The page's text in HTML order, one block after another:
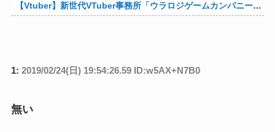
【Vtuber】新世代VTuber事務所「ウラロジゲームカンパニー」より、ゲームの世界から“逆異世界転生”した5名が8月19日にデビュー！他
1: 2019/02/24(日) 19:54:26.59 ID:w5AX+N7B0
無い